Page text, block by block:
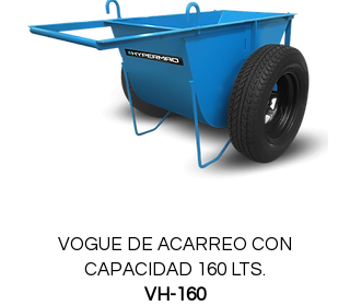
VOGUE DE ACARREO CON
CAPACIDAD 160 LTS.
VH-160